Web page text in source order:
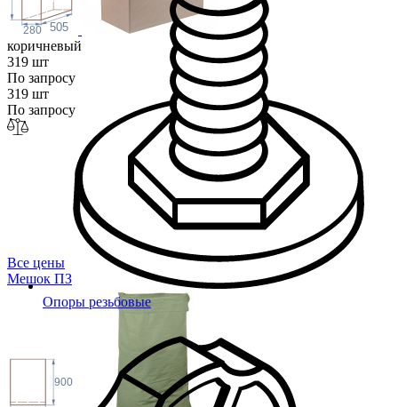
Опоры резьбовые
280 505
коричневый
319 шт
По запросу
319 шт
По запросу
Все цены
Мешок ПЗ
900